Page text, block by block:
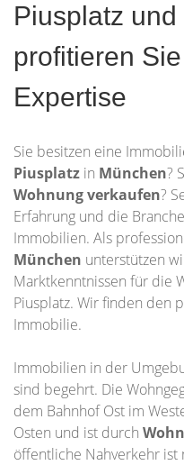
Piusplatz und
profitieren
Expertise
Sie besitzen eine
Piusplatz in München?
Wohnungverkaufen?
Erfahrung und die
Immobilien. Als
München unterstützen
Marktkenntnissen für die
Piusplatz. Wir finden den
Immobilie.
Immobilien in der
sind begehrt. Die
dem Bahnhof Ost im
Osten und ist durch
öffentliche Nahverkehr ist